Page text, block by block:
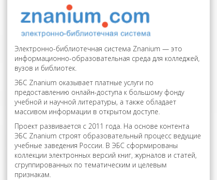
Электронно-библиотечная система Znanium — это
информационно-образовательная среда для колледжей,
вузов и библиотек.
ЭБС Znanium оказывает платные услуги по
предоставлению онлайн-доступа к большому фонду
учебной и научной литературы, а также обладает
массивом информации в открытом доступе.
Проект развивается с 2011 года. На основе контента
ЭБС Znanium строят образовательный процесс ведущие
учебные заведения России. В ЭБС сформированы
коллекции электронных версий книг, журналов и статей,
сгруппированных по тематическим и целевым
признакам.